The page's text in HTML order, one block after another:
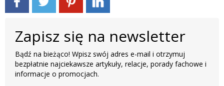
Zapisz się na newsletter
Bądź na bieżąco! Wpisz swój adres e-mail i otrzymuj
bezpłatnie najciekawsze artykuły, relacje, porady fachowe i
informacje o promocjach.